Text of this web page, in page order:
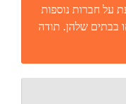
על חברות נוספות
בבתים שלהן. תודה